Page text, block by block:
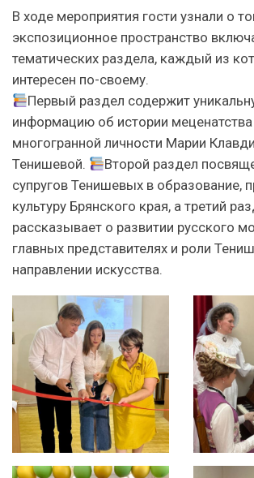
В ходе мероприятия гости узнали о
экспозиционное пространство
тематических раздела, каждый из
интересен по-своему.
Первый раздел содержит
информацию об истории
многогранной личности Марии
Тенишевой.
Второй раздел
супругов Тенишевых в образование,
культуру Брянского края, а третий
рассказывает о развитии русского
главных представителях и роли
направлении искусства.